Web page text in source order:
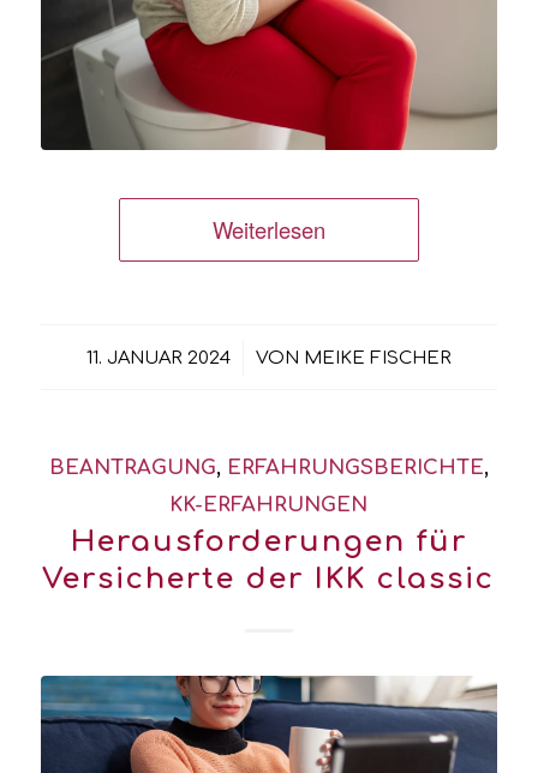
Weiterlesen
11. JANUAR 2024
/ VON MEIKE FISCHER
BEANTRAGUNG, ERFAHRUNGSBERICHTE,
KK-ERFAHRUNGEN
Herausforderungen für
Versicherte der IKK classic